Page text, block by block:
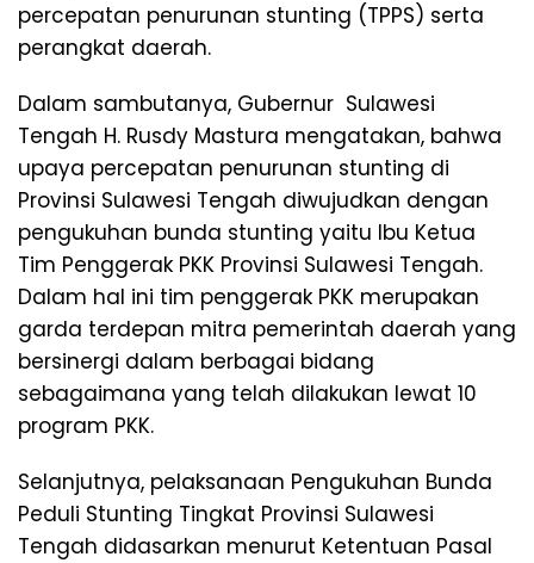
percepatan penurunan stunting (TPPS) serta
perangkat daerah.
Dalam sambutanya, Gubernur Sulawesi
Tengah H. Rusdy Mastura mengatakan, bahwa
upaya percepatan penurunan stunting di
Provinsi Sulawesi Tengah diwujudkan dengan
pengukuhan bunda stunting yaitu Ibu Ketua
Tim Penggerak PKK Provinsi Sulawesi Tengah.
Dalam hal ini tim penggerak PKK merupakan
garda terdepan mitra pemerintah daerah yang
bersinergi dalam berbagai bidang
sebagaimana yang telah dilakukan lewat 10
program PKK.
Selanjutnya, pelaksanaan Pengukuhan Bunda
Peduli Stunting Tingkat Provinsi Sulawesi
Tengah didasarkan menurut Ketentuan Pasal